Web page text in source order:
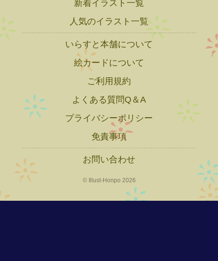
新着イラスト一覧
人気のイラスト一覧
いらすと本舗について
絵カードについて
ご利用規約
よくある質問Q＆A
プライバシーポリシー
免責事項
お問い合わせ
© Illust-Honpo 2026